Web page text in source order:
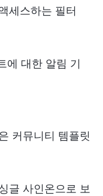
세스하는 필터
에 대한 알림 기
커뮤니티 템플릿
글 사인온으로 보